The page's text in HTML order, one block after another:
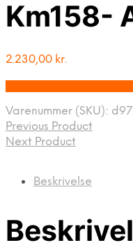
Km158-
2.230,00 kr.
Varenummer (SKU):
Previous Product
Next Product
Beskrivelse